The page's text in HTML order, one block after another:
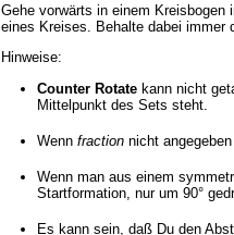
Gehe vorwärts in einem
eines Kreises. Behalte dabei immer
Hinweise:
Counter Rotate kann nicht
Mittelpunkt des Sets steht.
Wenn fraction nicht
Wenn man aus einem
Startformation, nur um 90°
Es kann sein, daß Du den